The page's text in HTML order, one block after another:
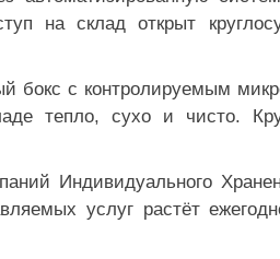
на склад открыт
бокс с контролируемым
тепло, сухо и чисто.
Индивидуального
услуг растёт